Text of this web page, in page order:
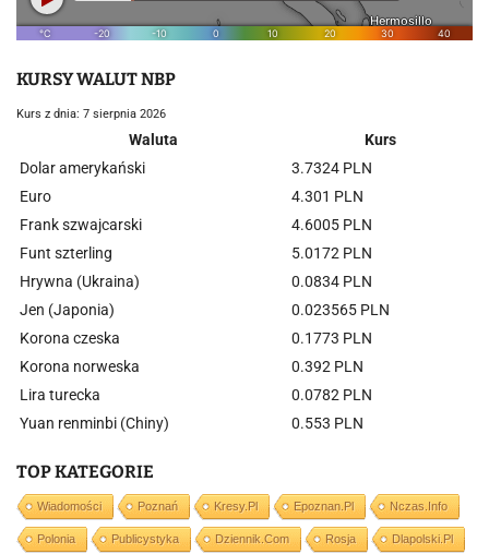
KURSY WALUT NBP
Kurs z dnia: 7 sierpnia 2026
Waluta
Kurs
Dolar amerykański
3.7324 PLN
Euro
4.301 PLN
Frank szwajcarski
4.6005 PLN
Funt szterling
5.0172 PLN
Hrywna (Ukraina)
0.0834 PLN
Jen (Japonia)
0.023565 PLN
Korona czeska
0.1773 PLN
Korona norweska
0.392 PLN
Lira turecka
0.0782 PLN
Yuan renminbi (Chiny)
0.553 PLN
TOP KATEGORIE
Wiadomości Poznań Kresy.pl Epoznan.pl Nczas.info
Polonia Publicystyka Dziennik.com Rosja Dlapolski.pl